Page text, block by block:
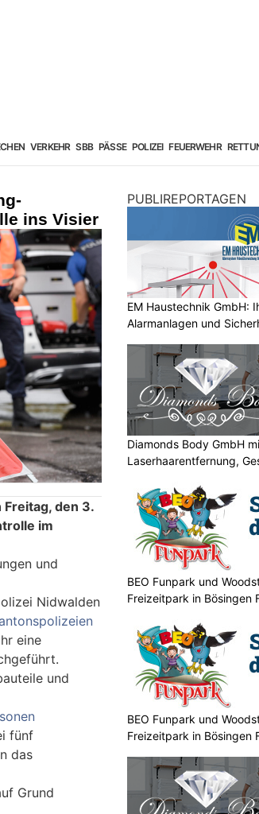
VERKEHR SBB PÄSSE POLIZEI FEUERWEHR
ins Visier
den 3.
im
und
Nidwalden
eine
und
fünf
das
Grund
PUBLIREPORTAGEN
EM Haustechnik GmbH:
Alarmanlagen und
Diamonds Body GmbH
Laserhaarentfernung,
BEO Funpark und
Freizeitpark in Bösingen
BEO Funpark und
Freizeitpark in Bösingen